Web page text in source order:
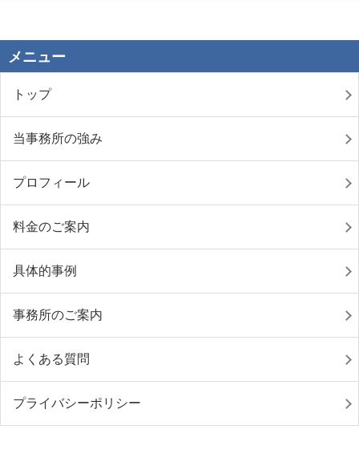
メニュー
トップ
当事務所の強み
プロフィール
料金のご案内
具体的事例
事務所のご案内
よくある質問
プライバシーポリシー